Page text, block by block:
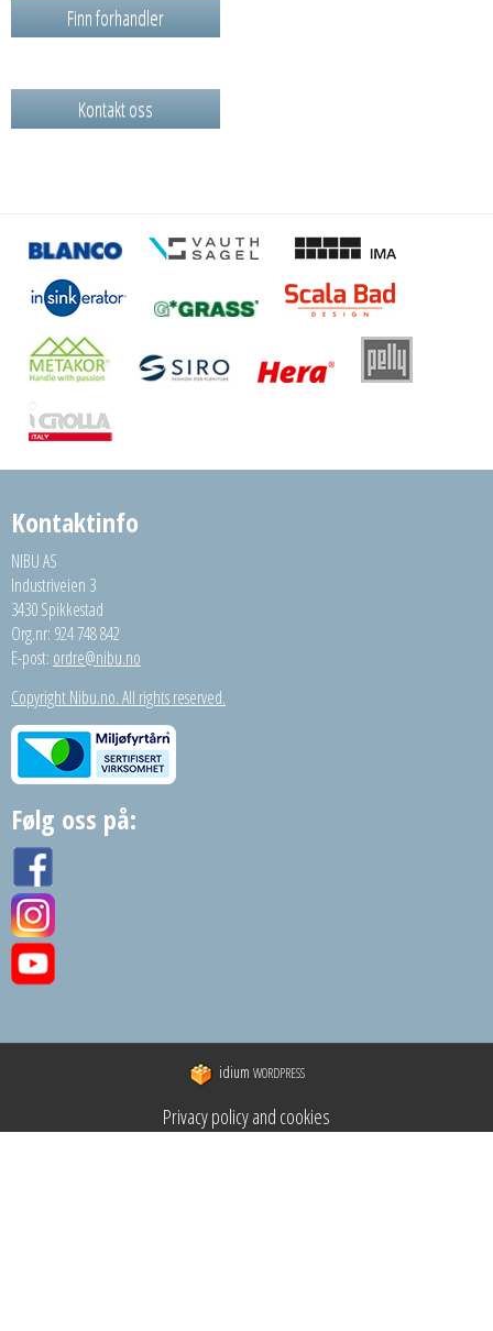
Finn forhandler
Kontakt oss
Kontaktinfo
NIBU AS
Industriveien 3
3430 Spikkestad
Org.nr: 924 748 842
E-post: ordre@nibu.no
Copyright Nibu.no. All rights reserved.
Følg oss på:
idium WORDPRESS
Privacy policy and cookies